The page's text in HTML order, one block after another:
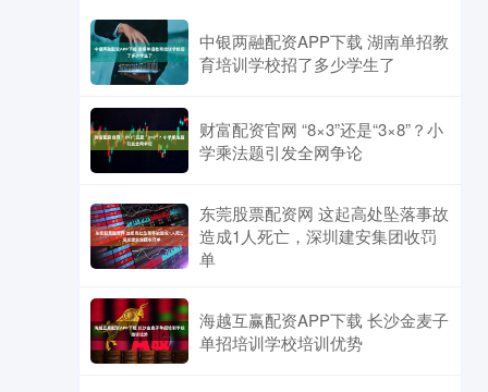
中银两融配资APP下载 湖南单招教
育培训学校招了多少学生了
财富配资官网 “8×3”还是“3×8”？小
学乘法题引发全网争论
东莞股票配资网 这起高处坠落事故
造成1人死亡，深圳建安集团收罚
单
海越互赢配资APP下载 长沙金麦子
单招培训学校培训优势